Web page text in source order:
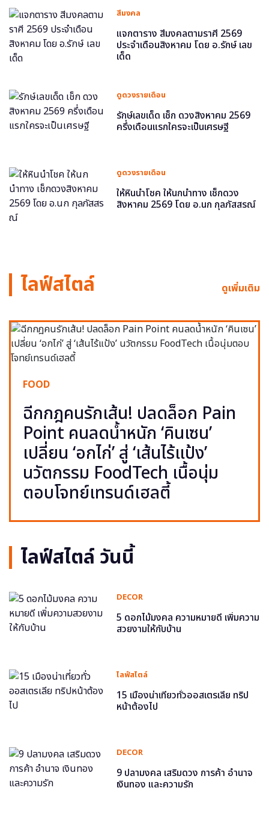
สีมงคล
แจกตาราง สีมงคลตามราศี 2569
ประจำเดือนสิงหาคม โดย อ.รักษ์ เลข
เด็ด
ดูดวงรายเดือน
รักษ์เลขเด็ด เช็ก ดวงสิงหาคม 2569
ครึ่งเดือนแรกใครจะเป็นเศรษฐี
ดูดวงรายเดือน
ให้หินนำโชค ให้นกนำทาง เช็กดวง
สิงหาคม 2569 โดย อ.นก กุลภัสสรณ์
ไลฟ์สไตล์ ดูเพิ่มเติม
FOOD
ฉีกกฎคนรักเส้น! ปลดล็อก Pain
Point คนลดน้ำหนัก ‘คินเซน’
เปลี่ยน ‘อกไก่’ สู่ ‘เส้นไร้แป้ง’
นวัตกรรม FoodTech เนื้อนุ่ม
ตอบโจทย์เทรนด์เฮลตี้
ไลฟ์สไตล์ วันนี้
DECOR
5 ดอกไม้มงคล ความหมายดี เพิ่มความ
สวยงามให้กับบ้าน
ไลฟ์สไตล์
15 เมืองน่าเที่ยวทั่วออสเตรเลีย ทริป
หน้าต้องไป
DECOR
9 ปลามงคล เสริมดวง การค้า อำนาจ
เงินทอง และความรัก